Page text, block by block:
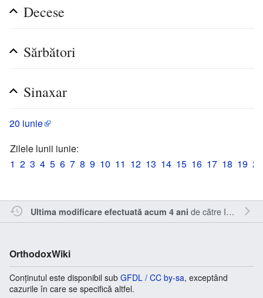
Decese
Sărbători
Sinaxar
20 iunie
Zilele lunii iunie:
1 2 3 4 5 6 7 8 9 10 11 12 13 14 15 16 17 18 19 20
Ultima modificare efectuată acum 4 ani de către Inistea .
OrthodoxWiki
Conținutul este disponibil sub GFDL / CC by-sa, exceptând
cazurile în care se specifică altfel.